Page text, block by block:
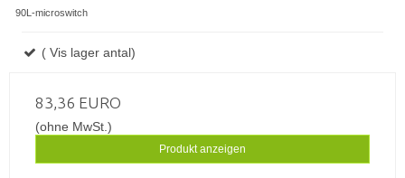
90L-microswitch
( Vis lager antal)
83,36 EURO
(ohne MwSt.)
Produkt anzeigen